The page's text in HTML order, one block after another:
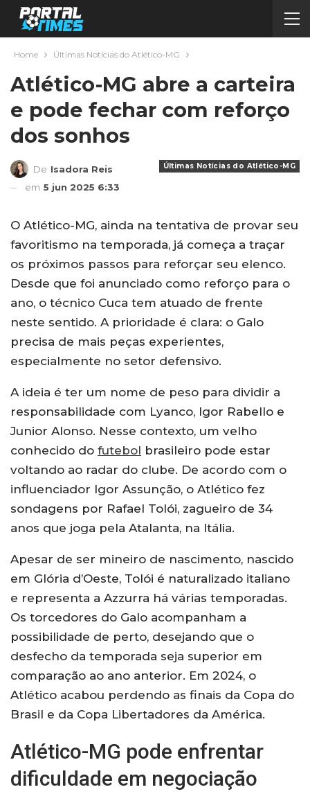
Home Últimas Notícias do Atlético-MG
Atlético-MG abre a carteira
e pode fechar com reforço
dos sonhos
Últimas Notícias do Atlético-MG
De Isadora Reis
em 5 jun 2025 6:33
O Atlético-MG, ainda na tentativa de provar seu
favoritismo na temporada, já começa a traçar
os próximos passos para reforçar seu elenco.
Desde que foi anunciado como reforço para o
ano, o técnico Cuca tem atuado de frente
neste sentido. A prioridade é clara: o Galo
precisa de mais peças experientes,
especialmente no setor defensivo.
A ideia é ter um nome de peso para dividir a
responsabilidade com Lyanco, Igor Rabello e
Junior Alonso. Nesse contexto, um velho
conhecido do futebol brasileiro pode estar
voltando ao radar do clube. De acordo com o
influenciador Igor Assunção, o Atlético fez
sondagens por Rafael Tolói, zagueiro de 34
anos que joga pela Atalanta, na Itália.
Apesar de ser mineiro de nascimento, nascido
em Glória d’Oeste, Tolói é naturalizado italiano
e representa a Azzurra há várias temporadas.
Os torcedores do Galo acompanham a
possibilidade de perto, desejando que o
desfecho da temporada seja superior em
comparação ao ano anterior. Em 2024, o
Atlético acabou perdendo as finais da Copa do
Brasil e da Copa Libertadores da América.
Atlético-MG pode enfrentar
dificuldade em negociação